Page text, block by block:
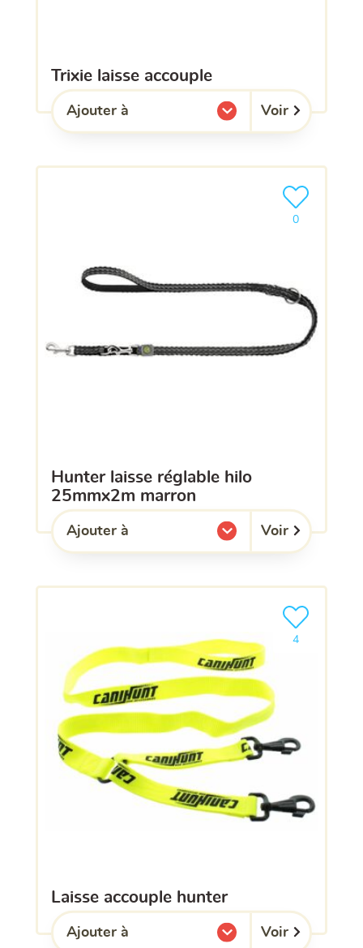
trixie laisse accouple
Ajouter à
l'une de mes listes. Voir
hunter laisse réglable hilo
25mmx2m marron
0
Ajouter le
Ajouter à
l'une de mes listes. Voir
laisse accouple hunter
4
Ajouter le
Ajouter à
l'une de mes listes. Voir